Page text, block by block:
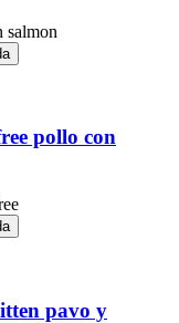
pollo con
pavo y